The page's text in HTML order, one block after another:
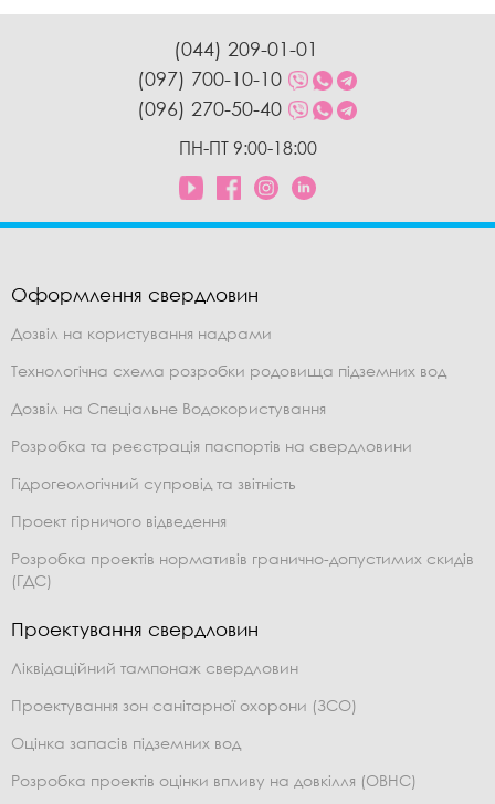
(044) 209-01-01
(097) 700-10-10
(096) 270-50-40
ПН-ПТ 9:00-18:00
Оформлення свердловин
Дозвіл на користування надрами
Технологічна схема розробки родовища підземних вод
Дозвіл на Спеціальне Водокористування
Розробка та реєстрація паспортів на свердловини
Гідрогеологічний супровід та звітність
Проект гірничого відведення
Розробка проектів нормативів гранично-допустимих скидів
(ГДС)
Проектування свердловин
Ліквідаційний тампонаж свердловин
Проектування зон санітарної охорони (ЗСО)
Оцінка запасів підземних вод
Розробка проектів оцінки впливу на довкілля (ОВНС)